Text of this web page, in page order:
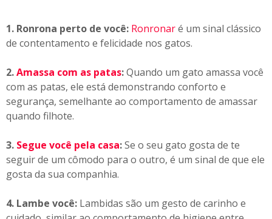
1. Ronrona perto de você: Ronronaré um sinal clássico
de contentamento e felicidade nos gatos.
2.Amassa com as patas:Quando um gato amassa você
com as patas, ele está demonstrando conforto e
segurança, semelhante ao comportamento de amassar
quando filhote.
3. Segue você pela casa:Se o seu gato gosta de te
seguir de um cômodo para o outro, é um sinal de que ele
gosta da sua companhia.
4. Lambe você: Lambidas são um gesto de carinho e